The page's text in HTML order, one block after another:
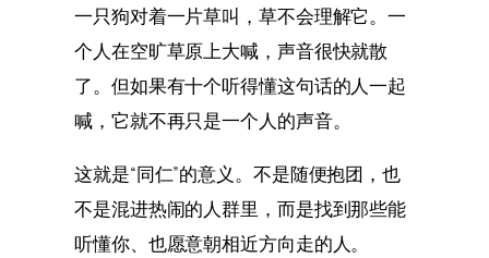
一只狗对着一片草叫，草不会理解它。一
个人在空旷草原上大喊，声音很快就散
了。但如果有十个听得懂这句话的人一起
喊，它就不再只是一个人的声音。
这就是“同仁”的意义。不是随便抱团，也
不是混进热闹的人群里，而是找到那些能
听懂你、也愿意朝相近方向走的人。